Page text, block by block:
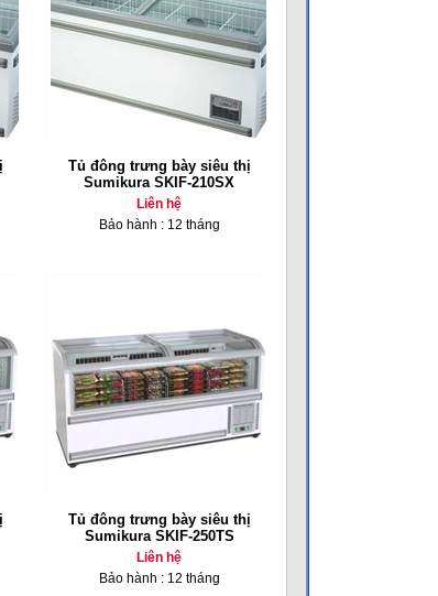
Tủ đông trưng bày siêu thị
Sumikura SKIF-210SX
Liên hệ
Bảo hành : 12 tháng
Tủ đông trưng bày siêu thị
Sumikura SKIF-250TS
Liên hệ
Bảo hành : 12 tháng